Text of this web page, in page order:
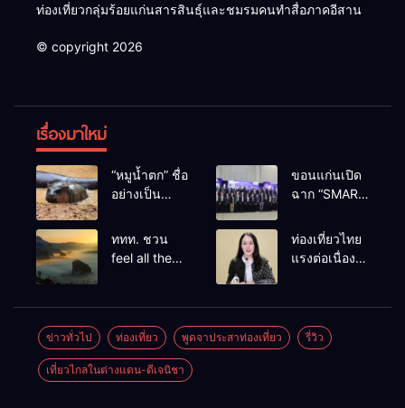
ท่องเที่ยวกลุ่มร้อยแก่นสารสินธุ์และชมรมคนทำสื่อภาคอีสาน
© copyright 2026
เรื่องมาใหม่
“หมูน้ำตก” ชื่อ
อย่างเป็น
แคระตัวใหม่
ร่วมกิจกรรม
ร่วมโหวต
ชนะกว่า
10,000
คะแนน
ขอนแก่นเปิด
ฉาก “SMART
EXPO 2026”
ยิ่งใหญ่ หนุนผู้
ระดับ
เศรษฐกิจ
ดิจิทัลอีสาน
ททท. ชวน
feel all the
พบเมืองไทย
มุมใหม่กับ
หลากความ
ท่องเที่ยวไทย
แรงต่อเนื่อง!
สากล ตอกย้ำ
ผลสำเร็จ ดัน
ข่าวทั่วไป ท่องเที่ยว พูดจาประสาท่องเที่ยว รี่วิว
เที่ยวไกลในต่างแดน-ดีเจนิชา